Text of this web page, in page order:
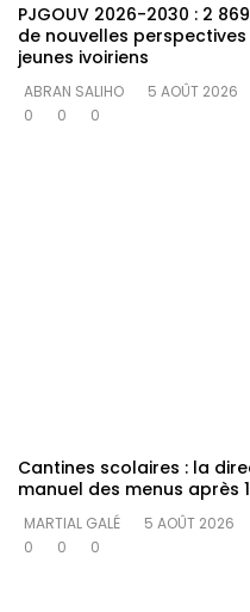
PJGOUV 2026-2030 : 2
de nouvelles
jeunes ivoiriens
ABRAN SALIHO
5 AOÛT 2026
0
0 0
Cantines scolaires : la
manuel des menus après
MARTIAL GALÉ
5 AOÛT 2026
0
0 0